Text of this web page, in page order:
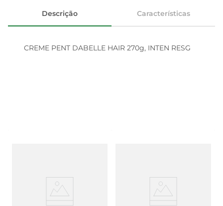
Descrição Características
CREME PENT DABELLE HAIR 270g, INTEN RESG